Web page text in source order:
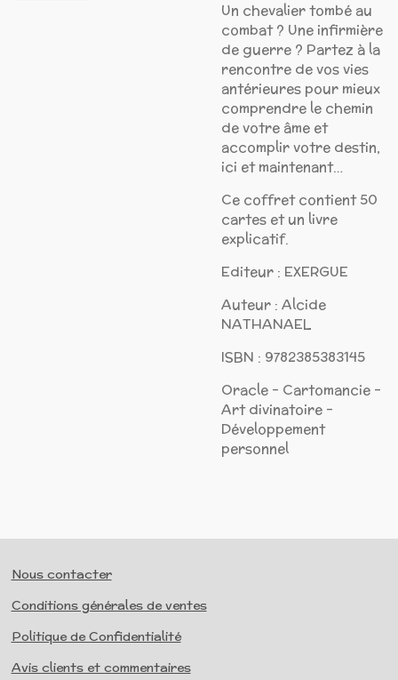
Un chevalier tombé au
combat ? Une infirmière
de guerre ? Partez à la
rencontre de vos vies
antérieures pour mieux
comprendre le chemin
de votre âme et
accomplir votre destin,
ici et maintenant…
Ce coffret contient 50
cartes et un livre
explicatif.
Editeur : EXERGUE
Auteur : Alcide
NATHANAEL
ISBN : 9782385383145
Oracle - Cartomancie -
Art divinatoire -
Développement
personnel
Nous contacter
Conditions générales de ventes
Politique de Confidentialité
Avis clients et commentaires